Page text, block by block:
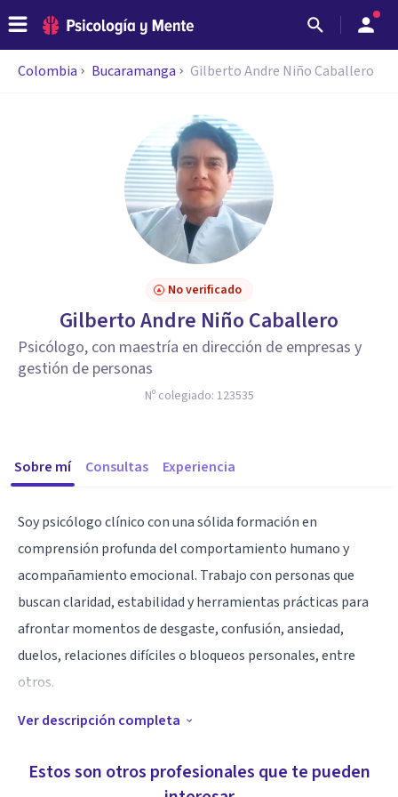
Colombia Bucaramanga Gilberto Andre Niño Caballero
No verificado
Gilberto Andre Niño Caballero
Psicólogo, con maestría en dirección de empresas y
gestión de personas
Nº colegiado: 123535
Sobre mí Consultas Experiencia
Soy psicólogo clínico con una sólida formación en
comprensión profunda del comportamiento humano y
acompañamiento emocional. Trabajo con personas que
buscan claridad, estabilidad y herramientas prácticas para
afrontar momentos de desgaste, confusión, ansiedad,
duelos, relaciones difíciles o bloqueos personales, entre
otros.
estructurado: escucho, analizo y traduzco lo que ocurre
internamente en acciones concretas que permitan
Ver descripción completa
Estos son otros profesionales que te pueden